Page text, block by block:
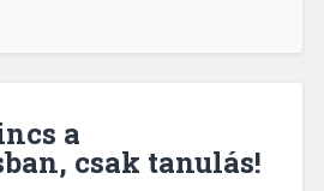
a
csak tanulás!